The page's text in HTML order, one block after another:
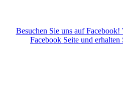
Besuchen Sie uns auf Facebook!
Facebook Seite und erhalten